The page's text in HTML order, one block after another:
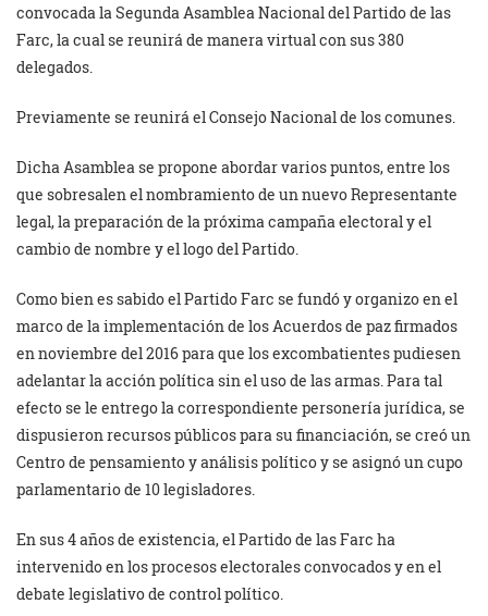
convocada la Segunda Asamblea Nacional del Partido de las
Farc, la cual se reunirá de manera virtual con sus 380
delegados.
Previamente se reunirá el Consejo Nacional de los comunes.
Dicha Asamblea se propone abordar varios puntos, entre los
que sobresalen el nombramiento de un nuevo Representante
legal, la preparación de la próxima campaña electoral y el
cambio de nombre y el logo del Partido.
Como bien es sabido el Partido Farc se fundó y organizo en el
marco de la implementación de los Acuerdos de paz firmados
en noviembre del 2016 para que los excombatientes pudiesen
adelantar la acción política sin el uso de las armas. Para tal
efecto se le entrego la correspondiente personería jurídica, se
dispusieron recursos públicos para su financiación, se creó un
Centro de pensamiento y análisis político y se asignó un cupo
parlamentario de 10 legisladores.
En sus 4 años de existencia, el Partido de las Farc ha
intervenido en los procesos electorales convocados y en el
debate legislativo de control político.